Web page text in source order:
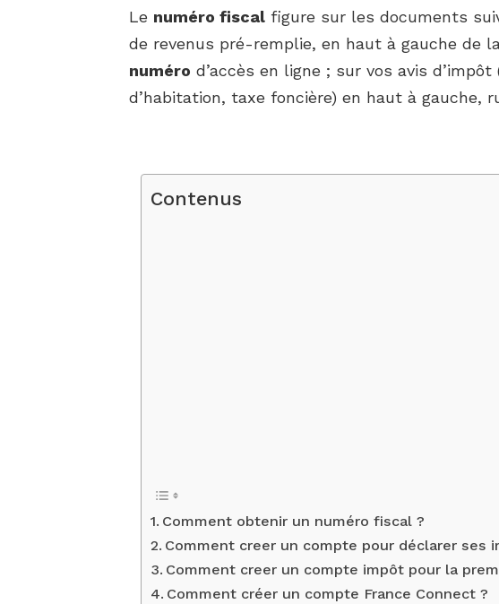
Le numéro fiscal figure sur les documents
de revenus pré-remplie, en haut à gauche de
numéro d’accès en ligne ; sur vos avis
d’habitation, taxe foncière) en haut à gauche,
Contenus
Comment obtenir un numéro fiscal ?
Comment creer un compte pour déclarer ses
Comment creer un compte impôt pour la
Comment créer un compte France Connect ?